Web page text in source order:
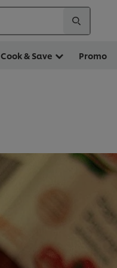
Cook & Save Promo